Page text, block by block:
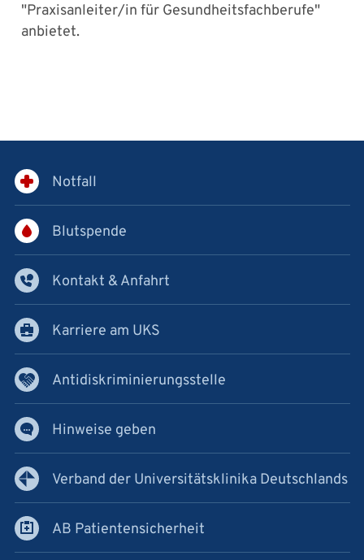
"Praxisanleiter/in für Gesundheitsfachberufe"
anbietet.
Notfall
Blutspende
Kontakt & Anfahrt
Karriere am UKS
Antidiskriminierungsstelle
Hinweise geben
Verband der Universitätsklinika Deutschlands
AB Patientensicherheit